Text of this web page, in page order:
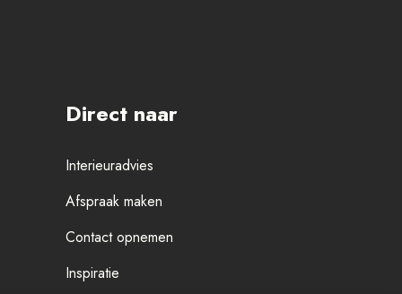
Direct naar
Interieuradvies
Afspraak maken
Contact opnemen
Inspiratie